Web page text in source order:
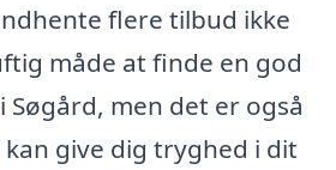
flere tilbud ikke
måde at finde en god
men det er også
give dig tryghed i dit